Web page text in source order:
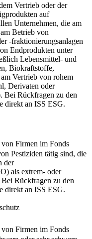
Vertrieb oder der
auf
Unternehmen, die am
Betrieb von
-fraktionierungsanlagen
Endprodukten unter
Lebensmittel- und
Biokraftstoffe,
Vertrieb von rohem
Derivaten oder
Bei Rückfragen zu den
direkt an ISS ESG.
Firmen im Fonds
Pestiziden tätig sind, die
der
als extrem- oder
Rückfragen zu den
direkt an ISS ESG.
Firmen im Fonds